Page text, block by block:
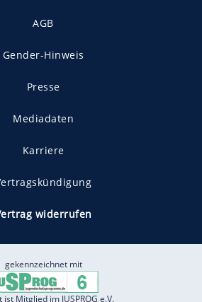
AGB
Gender-Hinweis
Presse
Mediadaten
Karriere
widerrufen
gekennzeichnet mit
Mitglied im JUSPROG e.V.